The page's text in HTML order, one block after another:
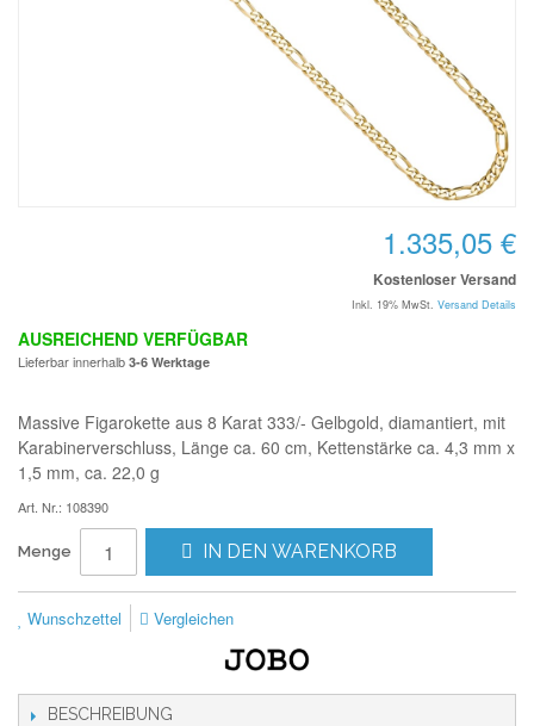
1.335,05 €
Kostenloser Versand
Inkl. 19% MwSt. Versand Details
AUSREICHEND VERFÜGBAR
Lieferbar innerhalb 3-6 Werktage
Massive Figarokette aus 8 Karat 333/- Gelbgold, diamantiert, mit
Karabinerverschluss, Länge ca. 60 cm, Kettenstärke ca. 4,3 mm x
1,5 mm, ca. 22,0 g
Art. Nr.: 108390
Menge IN DEN WARENKORB
Wunschzettel Vergleichen
BESCHREIBUNG